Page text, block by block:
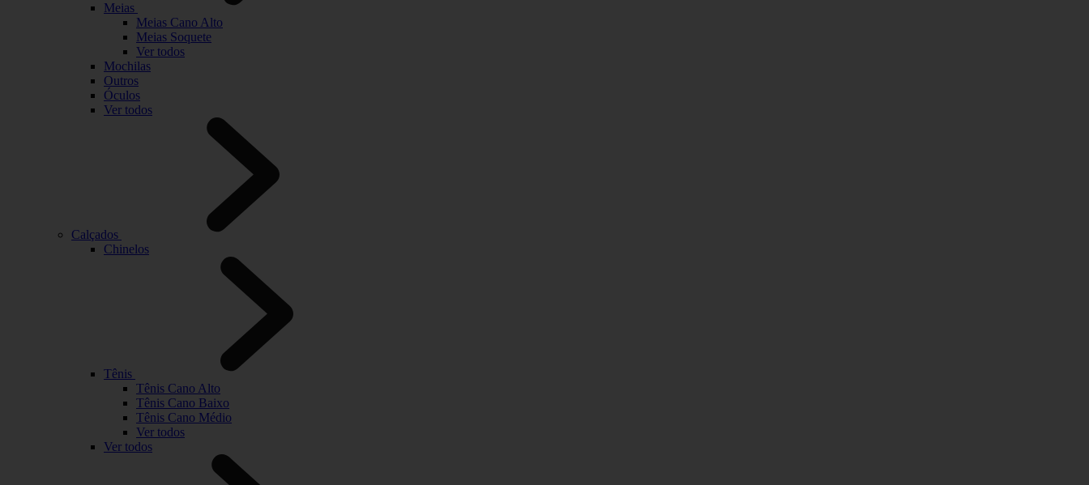
Meias
Meias Cano Alto
Meias Soquete
Ver todos
Mochilas
Outros
Óculos
Ver todos
Calçados
Chinelos
Tênis
Tênis Cano Alto
Tênis Cano Baixo
Tênis Cano Médio
Ver todos
Ver todos